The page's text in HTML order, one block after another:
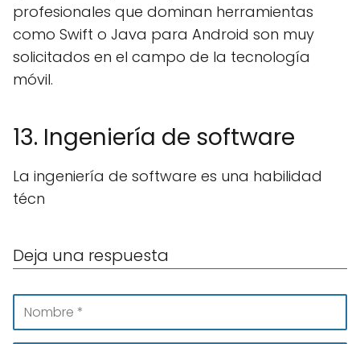
profesionales que dominan herramientas
como Swift o Java para Android son muy
solicitados en el campo de la tecnología
móvil.
13. Ingeniería de software
La ingeniería de software es una habilidad
técn
Deja una respuesta